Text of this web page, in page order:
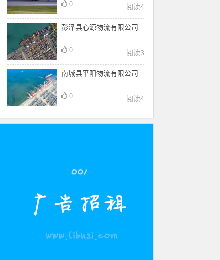
阅读4
0
彭泽县心源物流有限公司
阅读3
0
南城县平阳物流有限公司
阅读4
0